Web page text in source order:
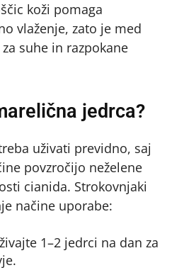
koži pomaga
vlaženje, zato je med
suhe in razpokane
jedrca?
uživati previdno, saj
povzročijo neželene
cianida. Strokovnjaki
načine uporabe:
1–2 jedrci na dan za